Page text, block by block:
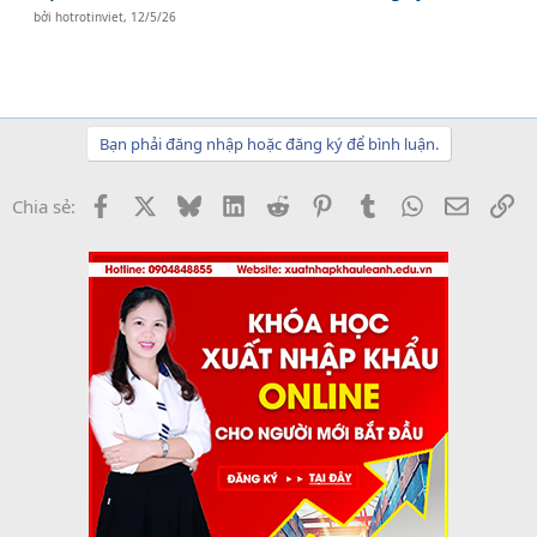
bởihotrotinviet, 12/5/26
Bạn phải đăng nhập hoặc đăng ký để bình luận.
Chia sẻ: Facebook BlueskyLinkedInReddit PinterestTumblrWhatsApp
Email